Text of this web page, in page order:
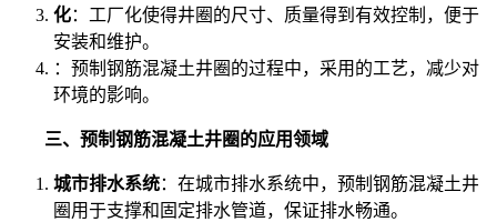
化：工厂化使得井圈的尺寸、质量得到有效控制，便于
安装和维护。
：预制钢筋混凝土井圈的过程中，采用的工艺，减少对
环境的影响。
三、预制钢筋混凝土井圈的应用领域
城市排水系统：在城市排水系统中，预制钢筋混凝土井
圈用于支撑和固定排水管道，保证排水畅通。